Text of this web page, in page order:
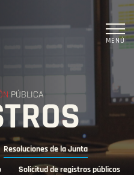
MENÚ
PÚBLICA
Resoluciones de la Junta
Solicitud de registros públicos